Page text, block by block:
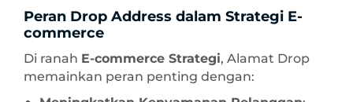
Peran Drop Address dalam Strategi E-
commerce
Di ranah E-commerce Strategi, Alamat Drop
memainkan peran penting dengan: